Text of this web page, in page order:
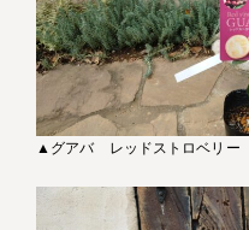
▲グアバ レッドストロベリー